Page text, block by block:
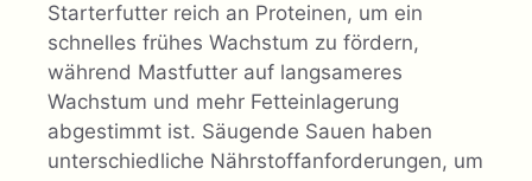
Starterfutter reich an Proteinen, um ein
schnelles frühes Wachstum zu fördern,
während Mastfutter auf langsameres
Wachstum und mehr Fetteinlagerung
abgestimmt ist. Säugende Sauen haben
unterschiedliche Nährstoffanforderungen, um